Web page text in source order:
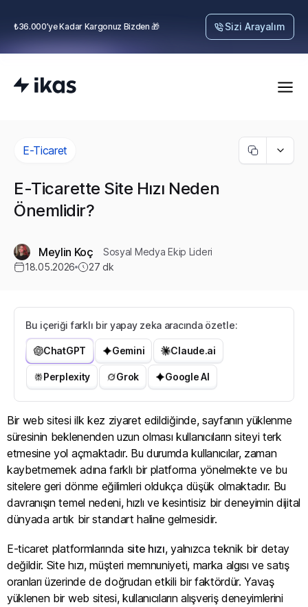
₺36.000’ye Kadar Kargonuz Bizden 🎁 Sizi Arayalım
E-Ticaret
E-Ticarette Site Hızı Neden
Önemlidir?
Meylin Koç
Sosyal Medya Ekip Lideri
18.05.2026
27 dk
Bu içeriği farklı bir yapay zeka aracında özetle:
ChatGPT Gemini Claude.ai
Perplexity Grok Google AI
Bir web sitesi ilk kez ziyaret edildiğinde, sayfanın yüklenme
süresinin beklenenden uzun olması kullanıcıların siteyi terk
etmesine yol açmaktadır. Bu durumda kullanıcılar, zaman
kaybetmemek adına farklı bir platforma yönelmekte ve bu
sitelere geri dönme eğilimleri oldukça düşük olmaktadır. Bu
davranışın temel nedeni, hızlı ve kesintisiz bir deneyimin dijital
dünyada artık bir standart haline gelmesidir.
E-ticaret platformlarında site hızı, yalnızca teknik bir detay
değildir. Site hızı, müşteri memnuniyeti, marka algısı ve satış
oranları üzerinde de doğrudan etkili bir faktördür. Yavaş
yüklenen bir web sitesi, kullanıcıların alışveriş deneyimlerini